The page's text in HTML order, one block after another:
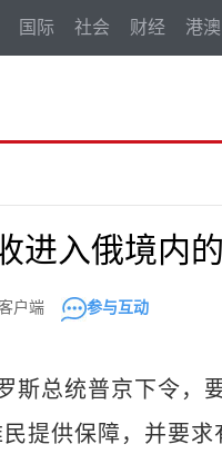
国际 社会 财经 港澳
进入俄境内
户端 参与互动
总统普京下令，
提供保障，并要